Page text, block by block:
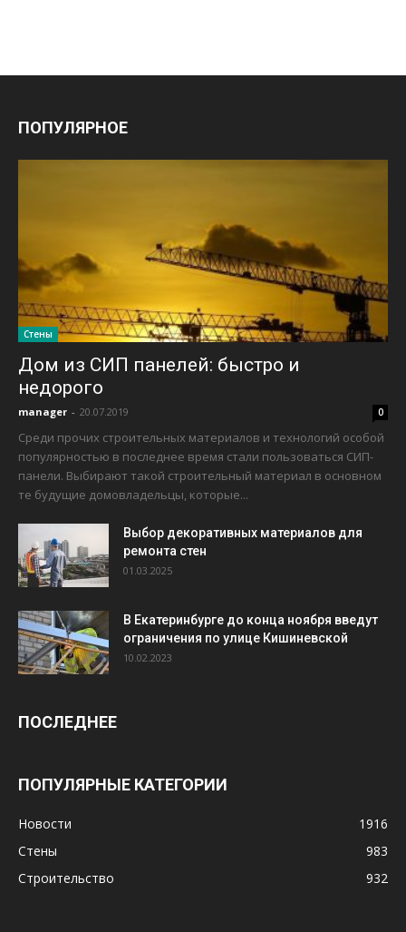
ПОПУЛЯРНОЕ
Стены
Дом из СИП панелей: быстро и
недорого
manager - 20.07.2019 0
Среди прочих строительных материалов и технологий особой
популярностью в последнее время стали пользоваться СИП-
панели. Выбирают такой строительный материал в основном
те будущие домовладельцы, которые...
Выбор декоративных материалов для
ремонта стен
01.03.2025
В Екатеринбурге до конца ноября введут
ограничения по улице Кишиневской
10.02.2023
ПОСЛЕДНЕЕ
ПОПУЛЯРНЫЕ КАТЕГОРИИ
Новости
1916
Стены
983
Строительство
932